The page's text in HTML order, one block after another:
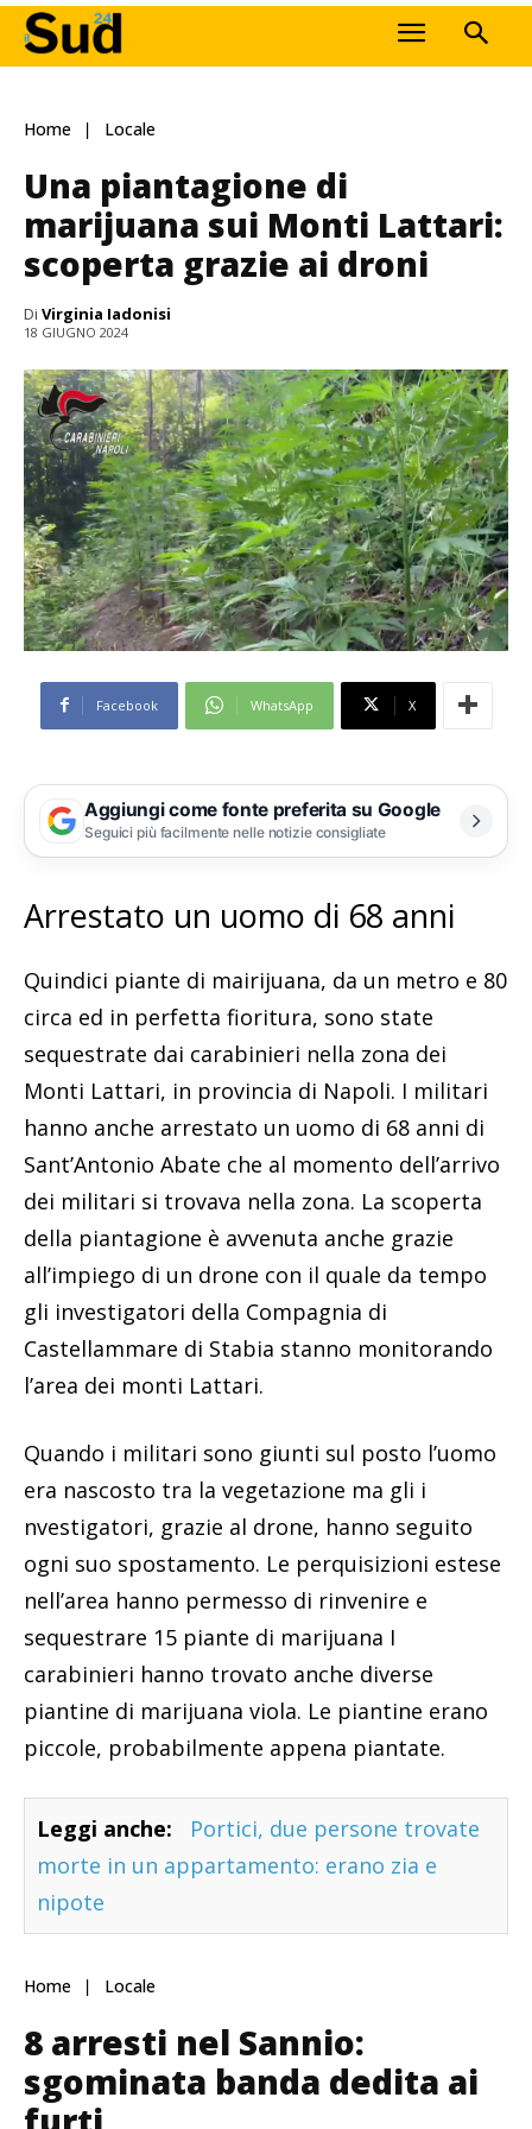
Home Locale
Una piantagione di
marijuana sui Monti Lattari:
scoperta grazie ai droni
Di Virginia Iadonisi
18 GIUGNO 2024
Facebook WhatsApp X
Aggiungi come fonte preferita su Google
Seguici più facilmente nelle notizie consigliate
Arrestato un uomo di 68 anni
Quindici piante di mairijuana, da un metro e 80
circa ed in perfetta fioritura, sono state
sequestrate dai carabinieri nella zona dei
Monti Lattari, in provincia di Napoli. I militari
hanno anche arrestato un uomo di 68 anni di
Sant’Antonio Abate che al momento dell’arrivo
dei militari si trovava nella zona. La scoperta
della piantagione è avvenuta anche grazie
all’impiego di un drone con il quale da tempo
gli investigatori della Compagnia di
Castellammare di Stabia stanno monitorando
l’area dei monti Lattari.
Quando i militari sono giunti sul posto l’uomo
era nascosto tra la vegetazione ma gli i
nvestigatori, grazie al drone, hanno seguito
ogni suo spostamento. Le perquisizioni estese
nell’area hanno permesso di rinvenire e
sequestrare 15 piante di marijuana I
carabinieri hanno trovato anche diverse
piantine di marijuana viola. Le piantine erano
piccole, probabilmente appena piantate.
Leggi anche:
Portici, due persone trovate
morte in un appartamento: erano zia e
nipote
Home Locale
8 arresti nel Sannio:
sgominata banda dedita ai